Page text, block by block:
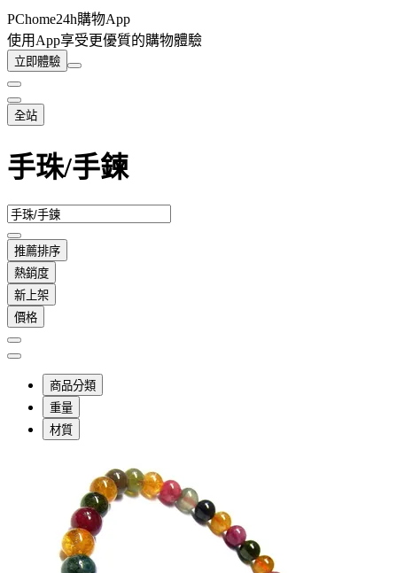
PChome24h購物App
使用App享受更優質的購物體驗
立即體驗
全站
手珠/手鍊
推薦排序
熱銷度
新上架
價格
商品分類
重量
材質